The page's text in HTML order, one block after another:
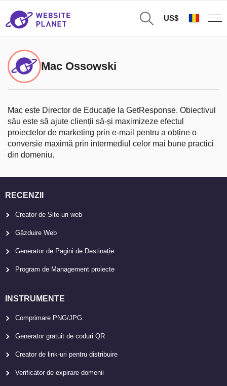
US$
Mac Ossowski
Mac este Director de Educație la GetResponse. Obiectivul
său este să ajute clienții să-și maximizeze efectul
proiectelor de marketing prin e-mail pentru a obține o
conversie maximă prin intermediul celor mai bune practici
din domeniu.
RECENZII
Creator de Site-uri web
Găzduire Web
Generator de Pagini de Destinație
Program de Management proiecte
INSTRUMENTE
Comprimare PNG/JPG
Generator gratuit de coduri QR
Creator de link-uri pentru distribuire
Verificator de expirare domenii